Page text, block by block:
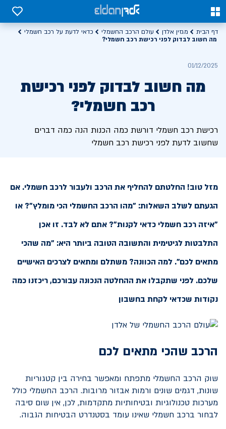
0
0
דף הבית מגזין אלדן עולם הרכב החשמלי
כדאי לדעת על רכב חשמלי
מה חשוב לבדוק לפני רכישת רכב חשמלי?
01/12/2025
מה חשוב לבדוק לפני רכישת
רכב חשמלי?
רכישת רכב חשמלי דורשת כמה הכנות הנה כמה דברים
שחשוב לדעת לפני רכישת רכב חשמלי
מזל טוב! החלטתם להחליף את הרכב ולעבור לרכב חשמלי. אם
הגעתם לשלב השאלות: "מהו הרכב החשמלי הכי מומלץ"? או
"איזה רכב חשמלי כדאי לקנות"? אתם לא לבד. זו אכן
התלבטות לגיטימית והתשובה הטובה ביותר היא: "מה שהכי
מתאים לכם". למה הכוונה? משתלם ומתאים לצרכים האישיים
שלכם. לפני שתקבלו את ההחלטה הנכונה עבורכם, ריכזנו כמה
נקודות שכדאי לקחת בחשבון
הרכב שהכי מתאים לכם
שוק הרכב החשמלי מתפתח ומאפשר בחירה בין קטגוריות
שונות, דגמים שונים ורמות אבזור מרובות. הרכב החשמלי כולל
מערכות טכנולוגיות ובטיחותיות מתקדמות, לכן, אין שום סיבה
לבחור ברכב חשמלי שאינו עומד בסטנדרט הבטיחות הגבוה.